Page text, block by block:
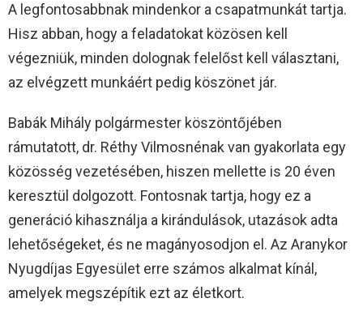
A legfontosabbnak mindenkor a csapatmunkát tartja.
Hisz abban, hogy a feladatokat közösen kell
végezniük, minden dolognak felelőst kell választani,
az elvégzett munkáért pedig köszönet jár.
Babák Mihály polgármester köszöntőjében
rámutatott, dr. Réthy Vilmosnénak van gyakorlata egy
közösség vezetésében, hiszen mellette is 20 éven
keresztül dolgozott. Fontosnak tartja, hogy ez a
generáció kihasználja a kirándulások, utazások adta
lehetőségeket, és ne magányosodjon el. Az Aranykor
Nyugdíjas Egyesület erre számos alkalmat kínál,
amelyek megszépítik ezt az életkort.